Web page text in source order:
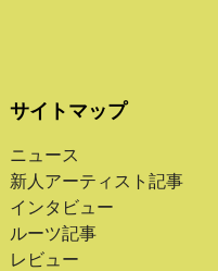
サイトマップ
ニュース
新人アーティスト記事
インタビュー
ルーツ記事
レビュー